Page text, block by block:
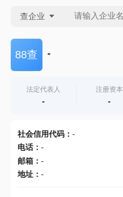
查企业
查企业
查产地
88查 -
法定代表人
-
注册资本
-
社会信用代码： -
电话： -
邮箱： -
地址： -